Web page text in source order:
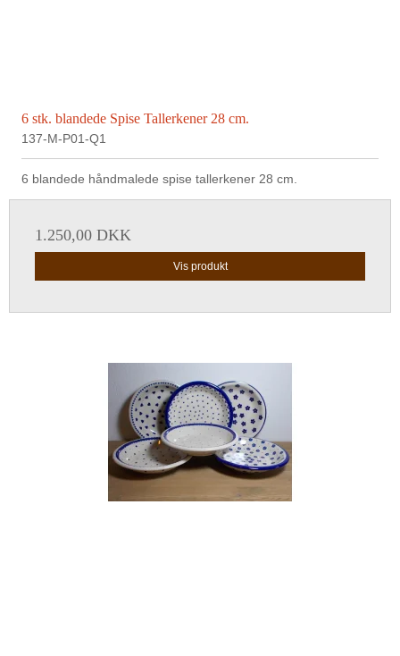
6 stk. blandede Spise Tallerkener 28 cm.
137-M-P01-Q1
6 blandede håndmalede spise tallerkener 28 cm.
1.250,00 DKK
Vis produkt